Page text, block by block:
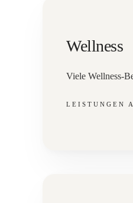
Wellness
Viele Wellness-
LEISTUNGEN